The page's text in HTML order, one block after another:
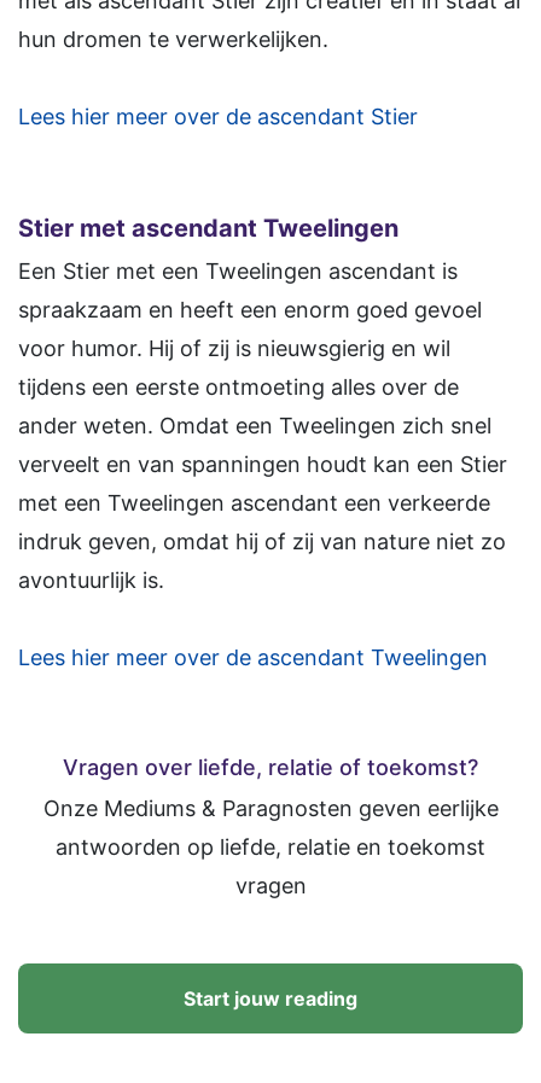
hun dromen te verwerkelijken.
Lees hier meer over de ascendant Stier
Stier met ascendant Tweelingen
Een Stier met een Tweelingen ascendant is
spraakzaam en heeft een enorm goed gevoel
voor humor. Hij of zij is nieuwsgierig en wil
tijdens een eerste ontmoeting alles over de
ander weten. Omdat een Tweelingen zich snel
verveelt en van spanningen houdt kan een Stier
met een Tweelingen ascendant een verkeerde
indruk geven, omdat hij of zij van nature niet zo
avontuurlijk is.
Lees hier meer over de ascendant Tweelingen
Vragen over liefde, relatie of toekomst?
Onze Mediums & Paragnosten geven eerlijke
antwoorden op liefde, relatie en toekomst
vragen
Start jouw reading